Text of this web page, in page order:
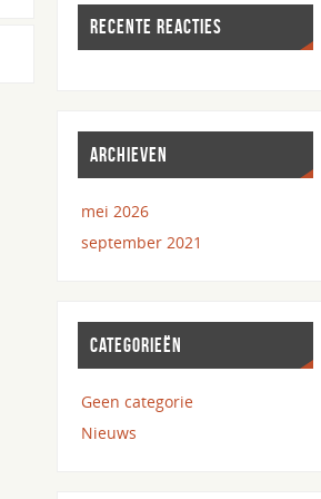
RECENTE REACTIES
ARCHIEVEN
mei 2026
september 2021
CATEGORIEËN
Geen categorie
Nieuws